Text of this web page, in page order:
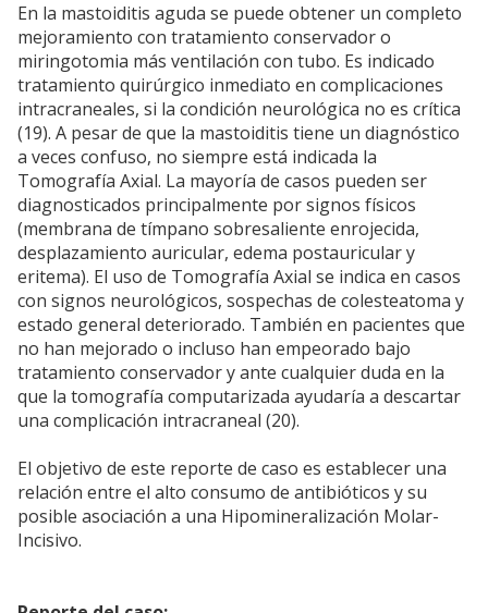
En la mastoiditis aguda se puede obtener un completo
mejoramiento con tratamiento conservador o
miringotomia más ventilación con tubo. Es indicado
tratamiento quirúrgico inmediato en complicaciones
intracraneales, si la condición neurológica no es crítica
(19). A pesar de que la mastoiditis tiene un diagnóstico
a veces confuso, no siempre está indicada la
Tomografía Axial. La mayoría de casos pueden ser
diagnosticados principalmente por signos físicos
(membrana de tímpano sobresaliente enrojecida,
desplazamiento auricular, edema postauricular y
eritema). El uso de Tomografía Axial se indica en casos
con signos neurológicos, sospechas de colesteatoma y
estado general deteriorado. También en pacientes que
no han mejorado o incluso han empeorado bajo
tratamiento conservador y ante cualquier duda en la
que la tomografía computarizada ayudaría a descartar
una complicación intracraneal (20).
El objetivo de este reporte de caso es establecer una
relación entre el alto consumo de antibióticos y su
posible asociación a una Hipomineralización Molar-
Incisivo.